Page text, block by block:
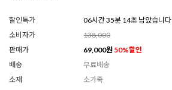
할인특가
06시간 35분 11초 남았습니다
소비자가
138,000
판매가
69,000원 50%할인
배송
무료배송
소재
소가죽